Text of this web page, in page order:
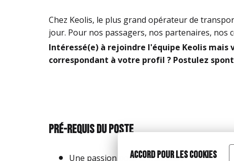
Accord pour les cookies
Chez Keolis, le plus grand opérateur de
jour. Pour nos passagers, nos partenaires, nos
Intéressé(e) à rejoindre l'équipe Keolis mais
correspondant à votre profil ? Postulez
Pré-requis du poste
Une passion pour la mobilité !